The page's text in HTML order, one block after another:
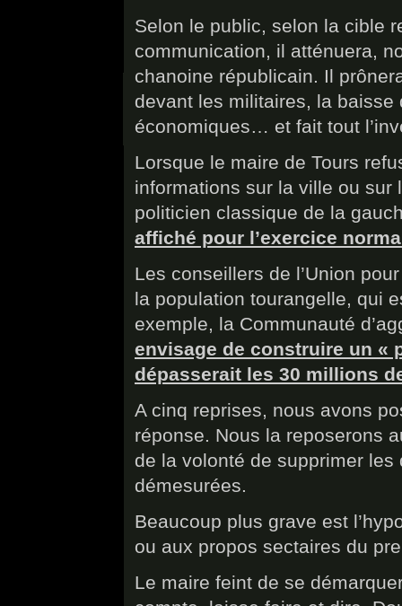
Selon le public, selon la cible
communication, il atténuera,
chanoine républicain. Il
devant les militaires, la
économiques… et fait tout
Lorsque le maire de Tours
informations sur la ville ou sur
politicien classique de la
affiché pour l’exercice
Les conseillers de l’Union
la population tourangelle, qui
exemple, la Communauté
envisage de construire un «
dépasserait les 30 millions
A cinq reprises, nous avons
réponse. Nous la reposerons
de la volonté de supprimer
démesurées.
Beaucoup plus grave est
ou aux propos sectaires du
Le maire feint de se